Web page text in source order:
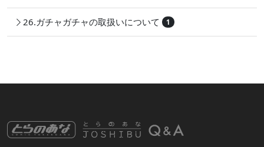
26.ガチャガチャの取扱いについて 1